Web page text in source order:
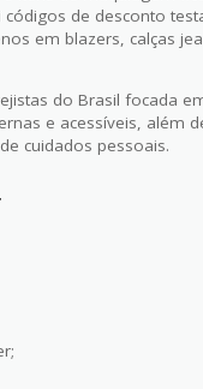
códigos de desconto
em blazers, calças
do Brasil focada
e acessíveis, além
cuidados pessoais.